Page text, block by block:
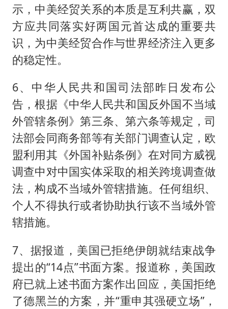
示，中美经贸关系的本质是互利共赢，双
方应共同落实好两国元首达成的重要共
识，为中美经贸合作与世界经济注入更多
的稳定性。
6、中华人民共和国司法部昨日发布公
告，根据《中华人民共和国反外国不当域
外管辖条例》第三条、第六条等规定，司
法部会同商务部等有关部门调查认定，欧
盟利用其《外国补贴条例》在对同方威视
调查中对中国实体采取的相关跨境调查做
法，构成不当域外管辖措施。任何组织、
个人不得执行或者协助执行该不当域外管
辖措施。
7、据报道，美国已拒绝伊朗就结束战争
提出的“14点”书面方案。报道称，美国政
府已就上述书面方案作出回应，美国拒绝
了德黑兰的方案，并“重申其强硬立场”，